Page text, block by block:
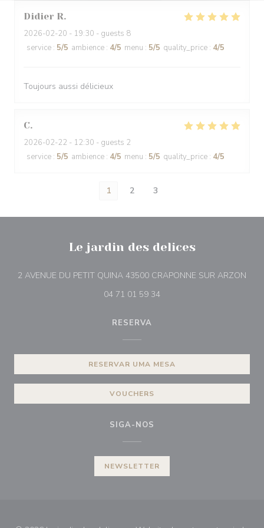
Didier R
2026-02-20 - 19:30 - guests 8
service : 5/5 ambience : 4/5 menu : 5/5 quality_price : 4/5
Toujours aussi délicieux
C
2026-02-22 - 12:30 - guests 2
service : 5/5 ambience : 4/5 menu : 5/5 quality_price : 4/5
1 2 3
Le jardin des delices
2 AVENUE DU PETIT QUINA 43500 CRAPONNE SUR ARZON
04 71 01 59 34
RESERVA
RESERVAR UMA MESA
VOUCHERS
SIGA-NOS
NEWSLETTER